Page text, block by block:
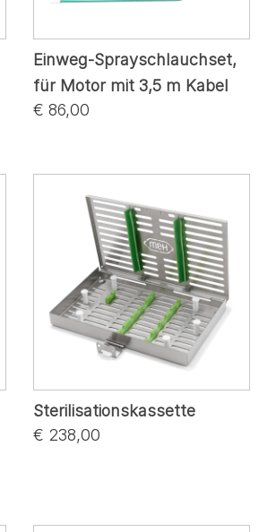
Einweg-Sprayschlauchset,
für Motor mit 3,5 m Kabel
€ 86,00
Sterilisationskassette
€ 238,00